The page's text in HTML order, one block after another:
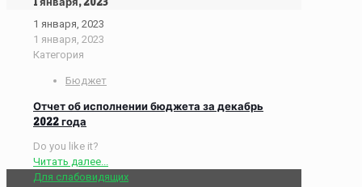
1 января, 2023
1 января, 2023
Категория
Бюджет
Отчет об исполнении бюджета за декабрь
2022 года
Do you like it?
Читать далее...
Для слабовидящих